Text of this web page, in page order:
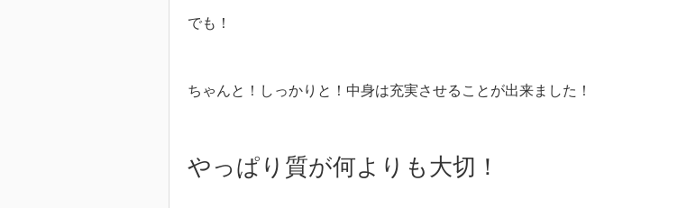
でも！
ちゃんと！しっかりと！中身は充実させることが出来ました！
やっぱり質が何よりも大切！